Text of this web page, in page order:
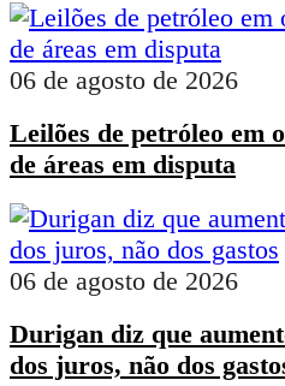
06 de agosto de 2026
Leilões de petróleo em
de áreas em disputa
06 de agosto de 2026
Durigan diz que
dos juros, não dos